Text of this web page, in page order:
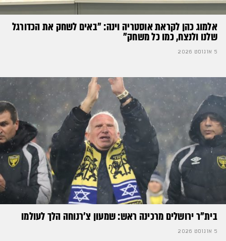
אלמוג כהן לקראת אוסטריה וינה: ״באים לשחק את הכדורגל
שלנו ולנצח, כמו כל משחק״
5 אוגוסט 2026
בית"ר ירושלים מרכינה ראש: שמעון צ'רנוחה הלך לעולמו
5 אוגוסט 2026